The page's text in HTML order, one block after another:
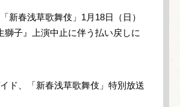
新春浅草歌舞伎」1月18日（日）
獅子』上演中止に伴う払い戻しに
ド、「新春浅草歌舞伎」特別放送